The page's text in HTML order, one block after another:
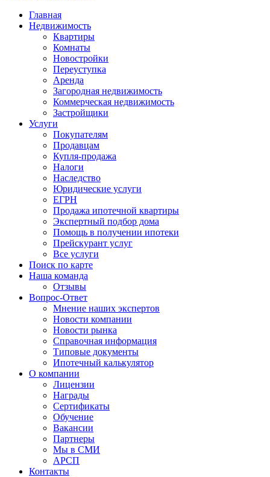
Главная
Недвижимость
Квартиры
Комнаты
Новостройки
Переуступка
Аренда
Загородная недвижимость
Коммерческая недвижимость
Застройщики
Услуги
Покупателям
Продавцам
Купля-продажа
Налоги
Наследство
Юридические услуги
ЕГРН
Продажа ипотечной квартиры
Экспертный подбор дома
Помощь в получении ипотеки
Прейскурант услуг
Все услуги
Поиск по карте
Наша команда
Отзывы
Вопрос-Ответ
Мнение наших экспертов
Новости компании
Новости рынка
Справочная информация
Типовые документы
Ипотечный калькулятор
О компании
Лицензии
Награды
Сертификаты
Обучение
Вакансии
Партнеры
Мы в СМИ
АРСП
Контакты